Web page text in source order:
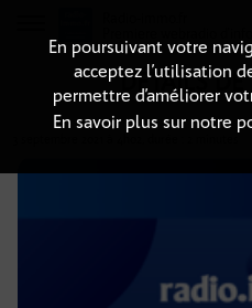
DÉTAILS
En poursuivant votre
acceptez l’utilisation
permettre d’améliorer
En savoir plus sur notre